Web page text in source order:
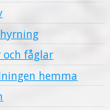
fåglar
hemma